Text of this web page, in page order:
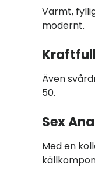
Varmt,
modernt.
Även
50.
Sex
Med en